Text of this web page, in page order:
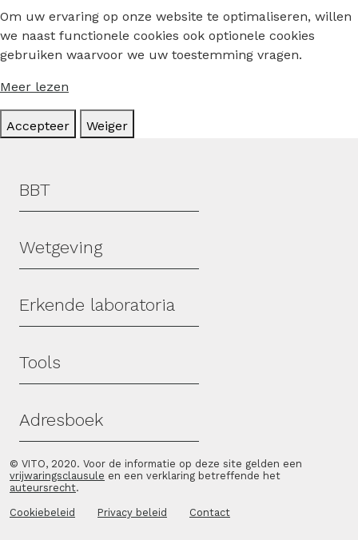
Om uw ervaring op onze website te optimaliseren, willen
we naast functionele cookies ook optionele cookies
gebruiken waarvoor we uw toestemming vragen.
Meer lezen
Accepteer Weiger
Hoofdmenu
BBT
Wetgeving
Erkende laboratoria
Tools
Adresboek
© VITO, 2020. Voor de informatie op deze site gelden een
vrijwaringsclausule en een verklaring betreffende het
auteursrecht.
Cookiebeleid Privacy beleid Contact